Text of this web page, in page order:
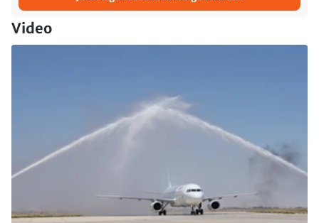
Video